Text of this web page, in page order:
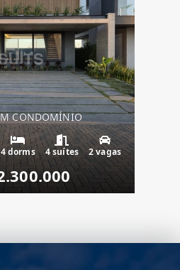
CONDOMÍNIO
4 dorms 4 suítes 2 vagas